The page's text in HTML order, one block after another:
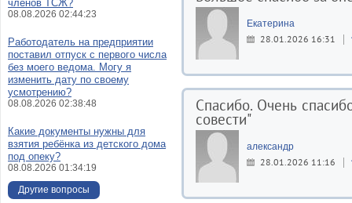
Екатерина
28.01.2026 16:31
Спасибо. Очень
совести"
александр
28.01.2026 11:16
членов ТСЖ?
08.08.2026 02:44:23
Работодатель на предприятии
поставил отпуск с первого числа
без моего ведома. Могу я
изменить дату по своему
усмотрению?
08.08.2026 02:38:48
Какие документы нужны для
взятия ребёнка из детского дома
под опеку?
08.08.2026 01:34:19
Другие вопросы